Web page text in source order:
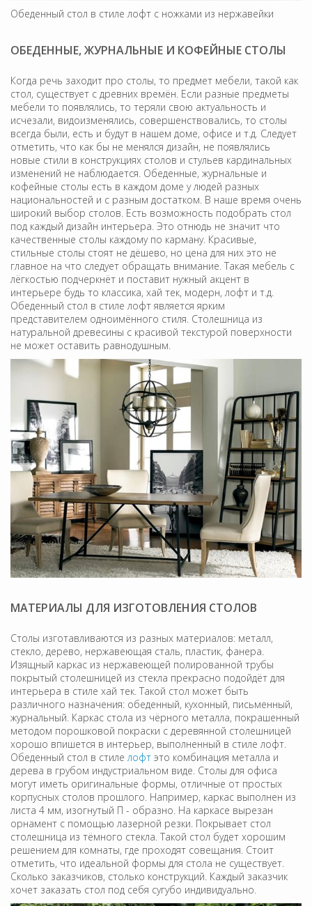
Обеденный стол в стиле лофт с ножками из нержавейки
ОБЕДЕННЫЕ, ЖУРНАЛЬНЫЕ И КОФЕЙНЫЕ СТОЛЫ
Когда речь заходит про столы, то предмет мебели, такой как
стол, существует с древних времён. Если разные предметы
мебели то появлялись, то теряли свою актуальность и
исчезали, видоизменялись, совершенствовались, то столы
всегда были, есть и будут в нашем доме, офисе и т.д. Следует
отметить, что как бы не менялся дизайн, не появлялись
новые стили в конструкциях столов и стульев кардинальных
изменений не наблюдается. Обеденные, журнальные и
кофейные столы есть в каждом доме у людей разных
национальностей и с разным достатком. В наше время очень
широкий выбор столов. Есть возможность подобрать стол
под каждый дизайн интерьера. Это отнюдь не значит что
качественные столы каждому по карману. Красивые,
стильные столы стоят не дёшево, но цена для них это не
главное на что следует обращать внимание. Такая мебель с
лёгкостью подчеркнёт и поставит нужный акцент в
интерьере будь то классика, хай тек, модерн, лофт и т.д.
Обеденный стол в стиле лофт является ярким
представителем одноимённого стиля. Столешница из
натуральной древесины с красивой текстурой поверхности
не может оставить равнодушным.
МАТЕРИАЛЫ ДЛЯ ИЗГОТОВЛЕНИЯ СТОЛОВ
Столы изготавливаются из разных материалов: металл,
стекло, дерево, нержавеющая сталь, пластик, фанера.
Изящный каркас из нержавеющей полированной трубы
покрытый столешницей из стекла прекрасно подойдёт для
интерьера в стиле хай тек. Такой стол может быть
различного назначения: обеденный, кухонный, письменный,
журнальный. Каркас стола из чёрного металла, покрашенный
методом порошковой покраски с деревянной столешницей
хорошо впишется в интерьер, выполненный в стиле лофт.
Обеденный стол в стилелофт это комбинация металла и
дерева в грубом индустриальном виде. Столы для офиса
могут иметь оригинальные формы, отличные от простых
корпусных столов прошлого. Например, каркас выполнен из
листа 4 мм, изогнутый П - образно. На каркасе вырезан
орнамент с помощью лазерной резки. Покрывает стол
столешница из тёмного стекла. Такой стол будет хорошим
решением для комнаты, где проходят совещания. Стоит
отметить, что идеальной формы для стола не существует.
Сколько заказчиков, столько конструкций. Каждый заказчик
хочет заказать стол под себя сугубо индивидуально.